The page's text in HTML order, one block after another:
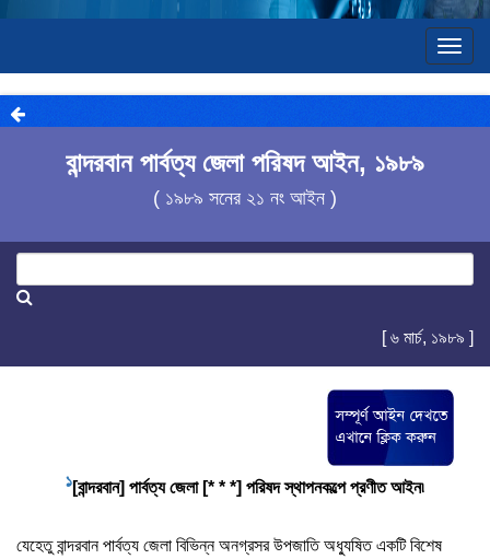
বান্দরবান পার্বত্য জেলা পরিষদ আইন, ১৯৮৯
( ১৯৮৯ সনের ২১ নং আইন )
[ ৬ মার্চ, ১৯৮৯ ]
1[বান্দরবান] পার্বত্য জেলা [* * *] পরিষদ স্থাপনকল্পে প্রণীত আইন৷
যেহেতু বান্দরবান পার্বত্য জেলা বিভিন্ন অনগ্রসর উপজাতি অধ্যুষিত একটি বিশেষ